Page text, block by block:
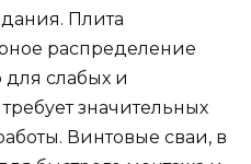
Плита
распределение
для слабых и
значительных
Винтовые сваи, в